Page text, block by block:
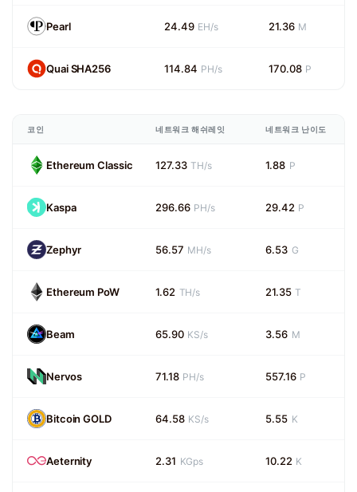
Pearl 24.49 EH/s 21.36 M
Quai SHA256 114.84 PH/s 170.08 P
코인 네트워크 해쉬레잇 네트워크 난이도
Ethereum Classic 127.33 TH/s 1.88 P
Kaspa 296.66 PH/s 29.42 P
Zephyr 56.57 MH/s 6.53 G
Ethereum PoW 1.62 TH/s 21.35 T
Beam 65.90 KS/s 3.56 M
Nervos 71.18 PH/s 557.16 P
Bitcoin GOLD 64.58 KS/s 5.55 K
Aeternity 2.31 KGps 10.22 K